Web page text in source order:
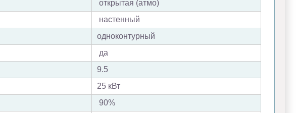
открытая (атмо)
настенный
одноконтурный
да
9.5
25 кВт
90%